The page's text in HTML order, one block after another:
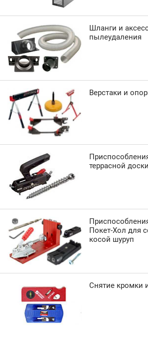
Шланги и
пылеудаления
Верстаки и
террасной доски
Покет-Хол для
косой шуруп
Снятие кромки